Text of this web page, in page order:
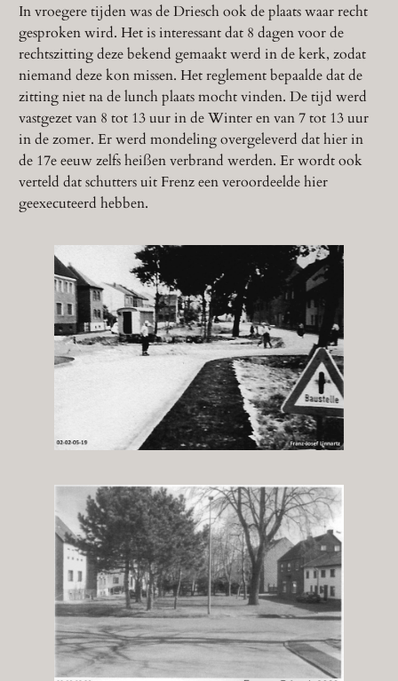
In vroegere tijden was de Driesch ook de plaats waar recht
gesproken wird. Het is interessant dat 8 dagen voor de
rechtszitting deze bekend gemaakt werd in de kerk, zodat
niemand deze kon missen. Het reglement bepaalde dat de
zitting niet na de lunch plaats mocht vinden. De tijd werd
vastgezet van 8 tot 13 uur in de Winter en van 7 tot 13 uur
in de zomer. Er werd mondeling overgeleverd dat hier in
de 17e eeuw zelfs heißen verbrand werden. Er wordt ook
verteld dat schutters uit Frenz een veroordeelde hier
geexecuteerd hebben.